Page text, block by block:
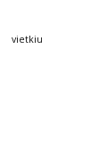
vietkiu